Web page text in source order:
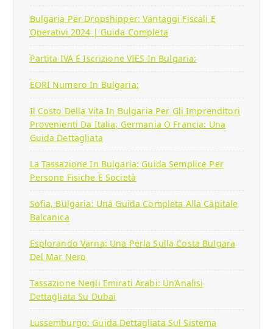
Bulgaria Per Dropshipper: Vantaggi Fiscali E
Operativi 2024 | Guida Completa
Partita IVA E Iscrizione VIES In Bulgaria:
EORI Numero In Bulgaria:
Il Costo Della Vita In Bulgaria Per Gli Imprenditori
Provenienti Da Italia, Germania O Francia: Una
Guida Dettagliata
La Tassazione In Bulgaria: Guida Semplice Per
Persone Fisiche E Società
Sofia, Bulgaria: Una Guida Completa Alla Capitale
Balcanica
Esplorando Varna: Una Perla Sulla Costa Bulgara
Del Mar Nero
Tassazione Negli Emirati Arabi: Un’Analisi
Dettagliata Su Dubai
Lussemburgo: Guida Dettagliata Sul Sistema